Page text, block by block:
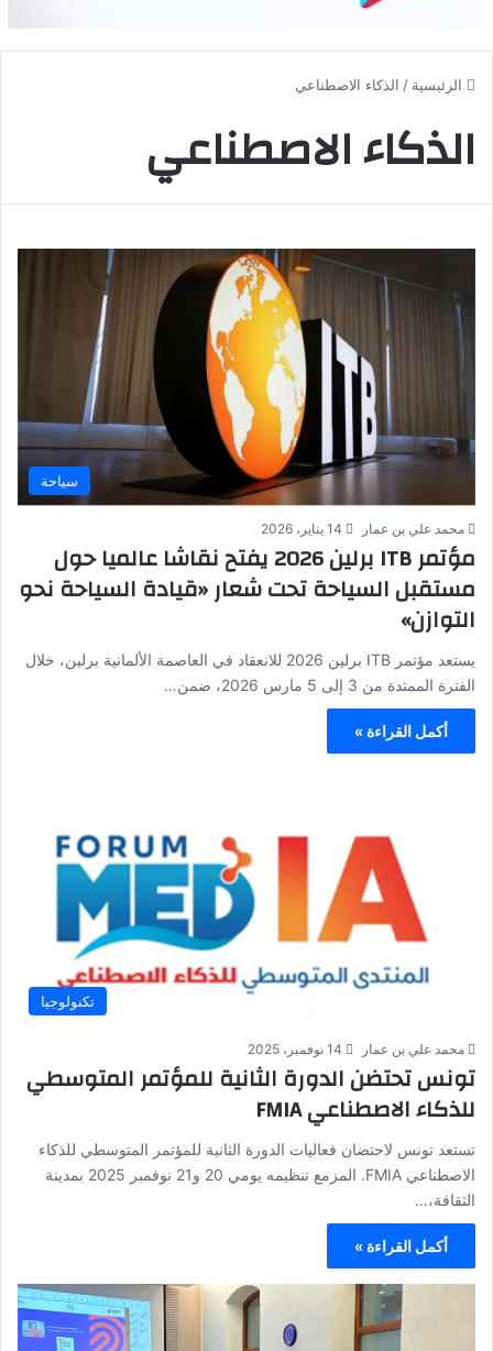
الرئيسية / الذكاء الاصطناعي
الذكاء الاصطناعي
سياحة
محمد علي بن عمار 14 يناير، 2026
مؤتمر ITB برلين 2026 يفتح نقاشا عالميا حول
مستقبل السياحة تحت شعار «قيادة السياحة نحو
التوازن»
يستعد مؤتمر ITB برلين 2026 للانعقاد في العاصمة الألمانية برلين، خلال
الفترة الممتدة من 3 إلى 5 مارس 2026، ضمن…
أكمل القراءة »
تكنولوجيا
محمد علي بن عمار 14 نوفمبر، 2025
تونس تحتضن الدورة الثانية للمؤتمر المتوسطي
للذكاء الاصطناعي FMIA
تستعد تونس لاحتضان فعاليات الدورة الثانية للمؤتمر المتوسطي للذكاء
الاصطناعي FMIA. المزمع تنظيمه يومي 20 و21 نوفمبر 2025 بمدينة
الثقافة،…
أكمل القراءة »